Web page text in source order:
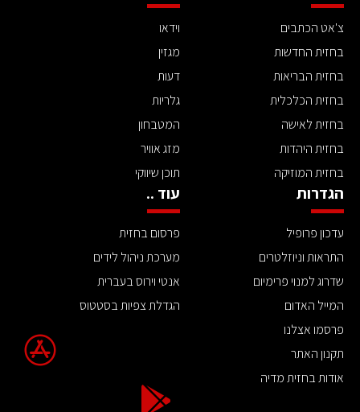
צ'אט הכתבים
בחזית החדשות
בחזית הבריאות
בחזית הכלכלית
בחזית לאישה
בחזית היהדות
בחזית המוזיקה
וידאו
מגזין
דעות
גלריות
המטבחון
מזג אוויר
תוכן שיווקי
הגדרות
עדכון פרופיל
התראות וניוזלטרים
שדרוג למנוי פרימיום
המייל האדום
פרסמו אצלנו
תקנון האתר
אודות בחזית מדיה
עוד ..
פרסום בחזית
מערכת ניהול לידים
אנטי וירוס בעברית
הגדלת צפיות בסטטוס